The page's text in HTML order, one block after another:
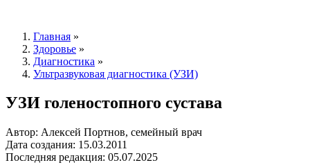
Главная »
Здоровье »
Диагностика »
Ультразвуковая диагностика (УЗИ)
УЗИ голеностопного сустава
Автор: Алексей Портнов, семейный врач
Дата создания: 15.03.2011
Последняя редакция: 05.07.2025